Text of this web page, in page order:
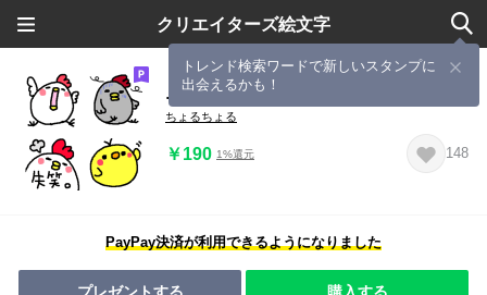
クリエイターズ絵文字
トレンド検索ワードで新しいスタンプに
出会えるかも！
ニワトリ★ヒヨコ2
ちょるちょる
￥190 1%還元 148
PayPay決済が利用できるようになりました